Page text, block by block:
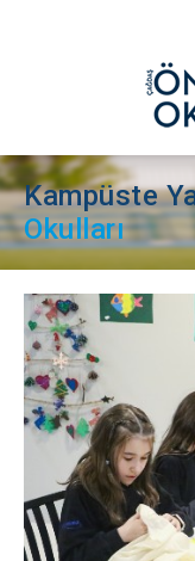
Kampüste
Okulları